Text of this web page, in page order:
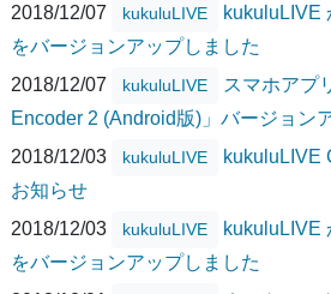
2018/12/07 kukuluLIVE
kukuluLIVE
をバージョンアップしました
2018/12/07
kukuluLIVE
スマホアプ
Encoder 2 (Android版)」バージョン
2018/12/03
kukuluLIVE
kukuluLIVE
お知らせ
2018/12/03
kukuluLIVE
kukuluLIVE
をバージョンアップしました